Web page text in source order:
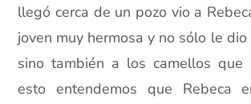
llegó cerca de un pozo vio a
joven muy hermosa y no sólo le
sino también a los camellos
esto entendemos que Rebeca